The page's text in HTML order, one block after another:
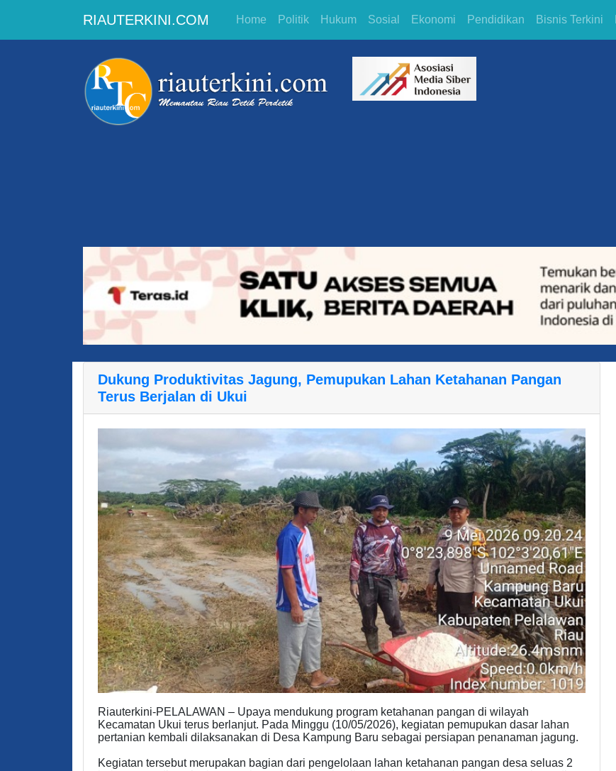
RIAUTERKINI.COM Home Politik Hukum Sosial Ekonomi Pendidikan Bisnis Terkini
Dukung Produktivitas Jagung, Pemupukan Lahan Ketahanan Pangan
Terus Berjalan di Ukui
Riauterkini-PELALAWAN – Upaya mendukung program ketahanan pangan di wilayah
Kecamatan Ukui terus berlanjut. Pada Minggu (10/05/2026), kegiatan pemupukan dasar lahan
pertanian kembali dilaksanakan di Desa Kampung Baru sebagai persiapan penanaman jagung.
Kegiatan tersebut merupakan bagian dari pengelolaan lahan ketahanan pangan desa seluas 2